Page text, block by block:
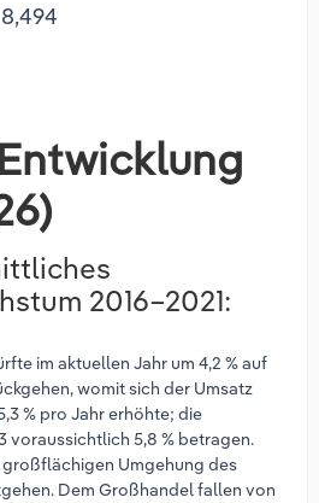
2016–2021:
im aktuellen Jahr um 4,2 % auf
womit sich der Umsatz
% pro Jahr erhöhte; die
voraussichtlich 5,8 % betragen.
Umgehung des
Dem Großhandel fallen von